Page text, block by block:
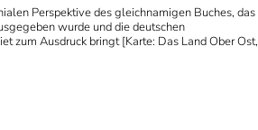
Perspektive des gleichnamigen Buches, das
wurde und die deutschen
zum Ausdruck bringt [Karte: Das Land Ober Ost,